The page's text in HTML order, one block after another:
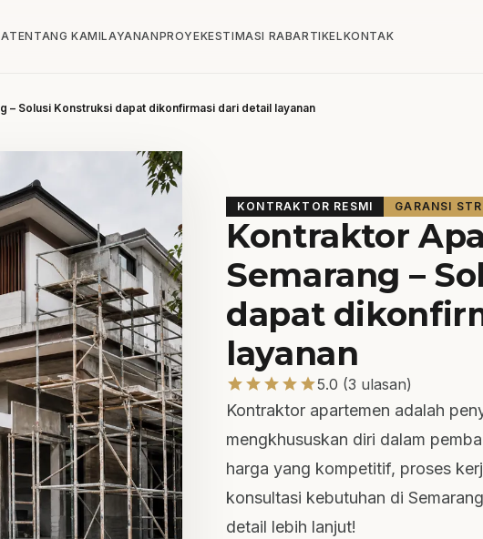
TENTANG KAMILAYANANPROYEKESTIMASI RABARTIKELKONTAK
– Solusi Konstruksi dapat dikonfirmasi dari detail layanan
KONTRAKTOR RESMI GARANSI
Kontraktor
Semarang –
dapat
layanan
starstarstarstarstar5.0 (3 ulasan)
Kontraktor apartemen adalah
mengkhususkan diri dalam
harga yang kompetitif, proses
konsultasi kebutuhan di
detail lebih lanjut!